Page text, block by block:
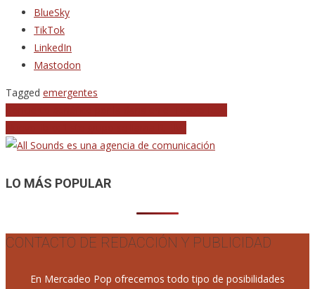
BlueSky
TikTok
LinkedIn
Mastodon
Tagged emergentes
Navegación
de
entradas
LO MÁS POPULAR
CONTACTO DE REDACCIÓN Y PUBLICIDAD
En Mercadeo Pop ofrecemos todo tipo de posibilidades